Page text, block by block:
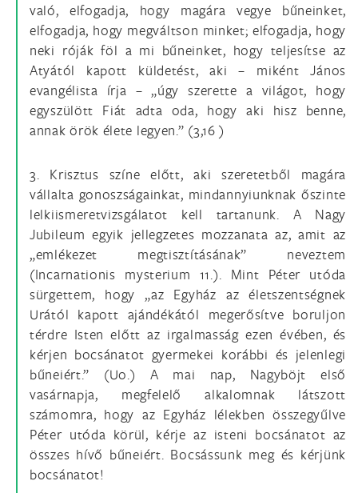
való, elfogadja, hogy magára vegye bűneinket,
elfogadja, hogy megváltson minket; elfogadja, hogy
neki róják föl a mi bűneinket, hogy teljesítse az
Atyától kapott küldetést, aki – miként János
evangélista írja – „úgy szerette a világot, hogy
egyszülött Fiát adta oda, hogy aki hisz benne,
annak örök élete legyen.” (3,16 )
3. Krisztus színe előtt, aki szeretetből magára
vállalta gonoszságainkat, mindannyiunknak őszinte
lelkiismeretvizsgálatot kell tartanunk. A Nagy
Jubileum egyik jellegzetes mozzanata az, amit az
„emlékezet megtisztításának” neveztem
(Incarnationis mysterium 11.). Mint Péter utóda
sürgettem, hogy „az Egyház az életszentségnek
Urától kapott ajándékától megerősítve boruljon
térdre Isten előtt az irgalmasság ezen évében, és
kérjen bocsánatot gyermekei korábbi és jelenlegi
bűneiért.” (Uo.) A mai nap, Nagyböjt első
vasárnapja, megfelelő alkalomnak látszott
számomra, hogy az Egyház lélekben összegyűlve
Péter utóda körül, kérje az isteni bocsánatot az
összes hívő bűneiért. Bocsássunk meg és kérjünk
bocsánatot!